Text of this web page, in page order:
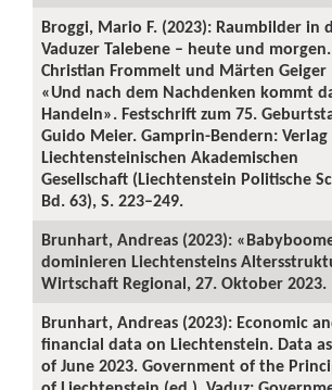
Broggi, Mario F. (2023): Raumbilder in
Vaduzer Talebene – heute und
Christian Frommelt und Märten Geiger
«Und nach dem Nachdenken kommt
Handeln». Festschrift zum 75.
Guido Meier. Gamprin-Bendern:
Liechtensteinischen Akademischen
Gesellschaft (Liechtenstein Politische
Bd. 63), S. 223–249.
Brunhart, Andreas (2023):
dominieren Liechtensteins
Wirtschaft Regional, 27. Oktober 2023.
Brunhart, Andreas (2023): Economic
financial data on Liechtenstein. Data
of June 2023. Government of the